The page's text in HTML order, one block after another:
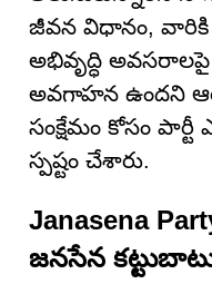
జీవన విధానం, వారికి
అభివృద్ధి
అవగాహన ఉందని
సంక్షేమం కోసం పార్టీ
స్పష్టం చేశారు.
Janasena
జనసేన